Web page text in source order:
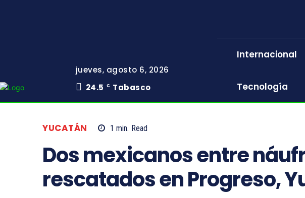
jueves, agosto 6, 2026
24.5
C Tabasco
Internacional
Tecnología
YUCATÁN 1 min. Read
Dos mexicanos entre
rescatados en Progreso,